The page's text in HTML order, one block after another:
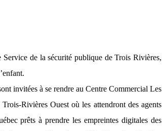
de la sécurité publique de Trois Rivières,
invitées à se rendre au Centre Commercial Les
Rivières Ouest où les attendront des agents
prêts à prendre les empreintes digitales des